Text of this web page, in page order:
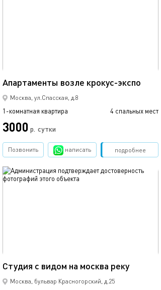
Апартаменты возле крокус-экспо
Москва, ул.Спасская, д.8
1-комнатная квартира 4 спальных мест
3000 р. сутки
подробнее
Позвонить написать Забронировать
Студия с видом на москва реку
Москва, бульвар Красногорский, д.25
обновлено 09.04.2019